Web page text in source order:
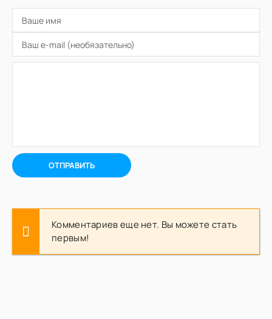
ОТПРАВИТЬ
Комментариев еще нет. Вы можете стать
первым!